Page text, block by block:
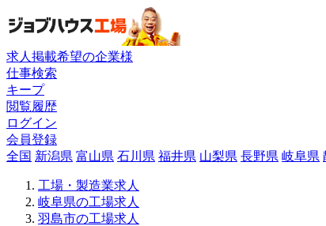
求人掲載希望の企業様
仕事検索
キープ
閲覧履歴
ログイン
会員登録
全国 新潟県 富山県 石川県 福井県 山梨県 長野県 岐阜県
工場・製造業求人
岐阜県の工場求人
羽島市の工場求人